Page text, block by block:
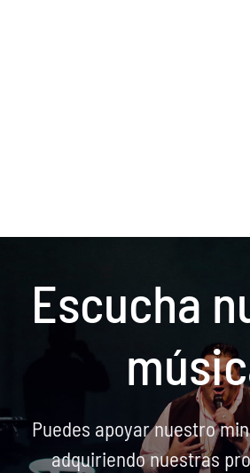
Escucha
Puedes apoyar nuestro
adquiriendo nuestras